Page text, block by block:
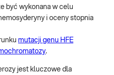
być wykonana w celu
i oceny stopnia
mutacji genu HFE
.
jest kluczowe dla